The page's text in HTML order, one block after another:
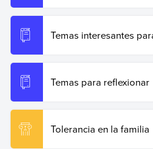
Temas interesantes
Temas para reflexionar
Tolerancia en la familia